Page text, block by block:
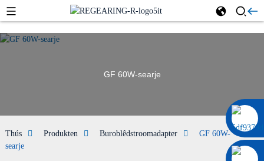
0086 13322920697
GF 60W-searje
Thús Produkten Buroblêdstroomadapter
GF 60W-
searje